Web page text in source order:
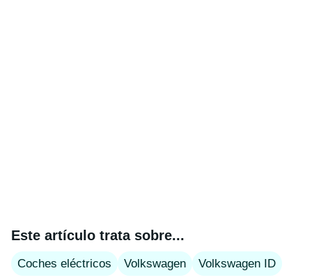
Este artículo trata sobre...
Coches eléctricos Volkswagen Volkswagen ID